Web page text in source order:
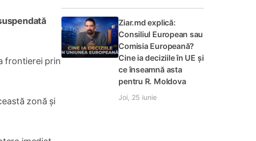
frontierei prin
zonă și
Ziar.md explică:
Consiliul European sau
Comisia Europeană?
Cine ia deciziile în UE și
ce înseamnă asta
pentru R. Moldova
Joi, 25 iunie